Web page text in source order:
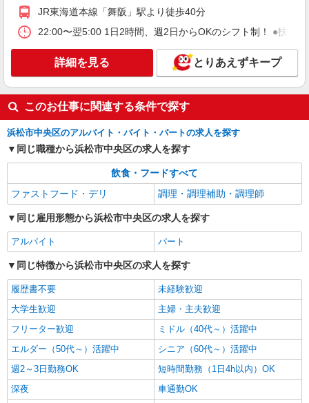
すき家の店舗スタッフ（接客・調理・清掃な
ど）
高校生時給1,120円 ※早朝手当（5:00〜9:00）時給
＋150円静岡県浜松市中央区志都呂2-20-24
キープ
アルバイト パート
なか卯 浜松萩丘店
接客・調理スタッフ（簡単な接客・調理・清
掃・など）
静岡県浜松市中央区萩丘2-26-1
すき家 浜松西IC店
すき家の店舗スタッフ（接客・調理・清掃な
ど）
静岡県浜松市中央区湖東町5926-2
詳細を見る
JR東海道本線「舞阪」駅より徒歩40分
22:00〜翌5:00 1日2時間、週2日からOKのシフト制！ ●扶養
詳細を見る とりあえずキープ
このお仕事に関連する条件で探す
浜松市中央区のアルバイト・バイト・パートの求人を探す
同じ職種から浜松市中央区の求人を探す
飲食・フードすべて
ファストフード・デリ
調理・調理補助・調理師
同じ雇用形態から浜松市中央区の求人を探す
アルバイト パート
同じ特徴から浜松市中央区の求人を探す
履歴書不要
未経験歓迎
大学生歓迎
主婦・主夫歓迎
フリーター歓迎
ミドル（40代～）活躍中
エルダー（50代～）活躍中
シニア（60代～）活躍中
週2～3日勤務OK
短時間勤務（1日4h以内）OK
深夜
車通勤OK